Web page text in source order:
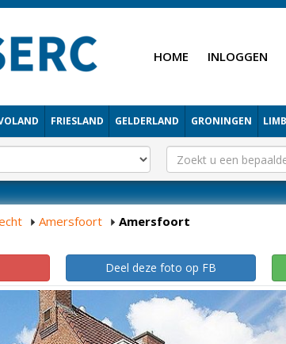
HOME INLOGGEN
FRIESLAND GELDERLAND GRONINGEN
Amersfoort Amersfoort
Deel deze foto op FB